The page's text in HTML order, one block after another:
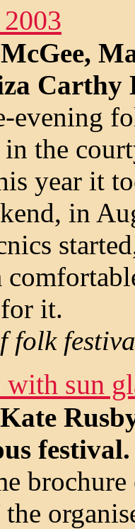
Carthy
evening
the
year it
in
it.
folk
with sun
festival.
the